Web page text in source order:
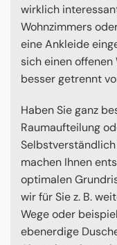
wirklich
Wohnzimmers
eine Ankleide
sich einen
besser getrennt
Haben Sie ganz
Raumaufteilung
machen Ihnen
optimalen
wir für Sie z. B.
Wege oder
ebenerdige